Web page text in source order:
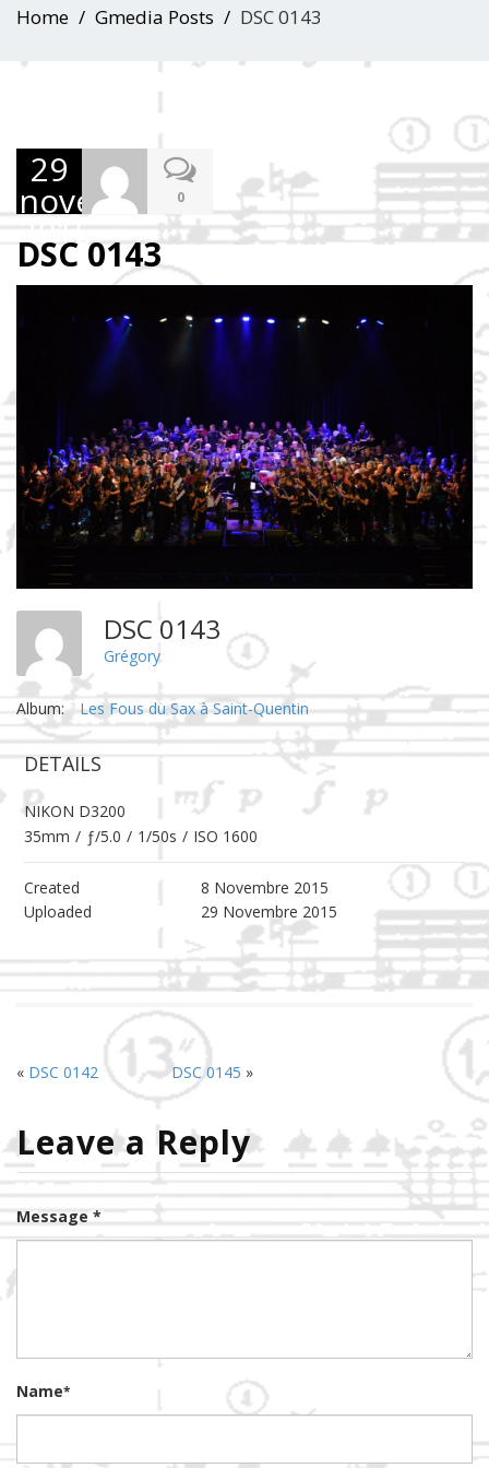
Home Gmedia Posts DSC 0143
29
novembre
2015
0
DSC 0143
DSC 0143
Grégory
Album: Les Fous du Sax à Saint-Quentin
DETAILS
NIKON D3200
35mm / ƒ/5.0 / 1/50s / ISO 1600
Created
8 Novembre 2015
Uploaded
29 Novembre 2015
« DSC 0142 DSC 0145 »
Leave a Reply
Message *
Name*